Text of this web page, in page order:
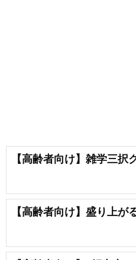
【高齢者向け】雑学三択
【高齢者向け】盛り上が